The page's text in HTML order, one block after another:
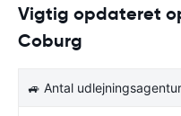
Vigtig opdateret
Coburg
🚙 Antal